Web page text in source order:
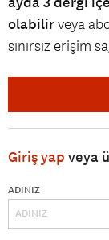
olabilirveya
sınırsız erişim
Giriş yap veya
ADINIZ